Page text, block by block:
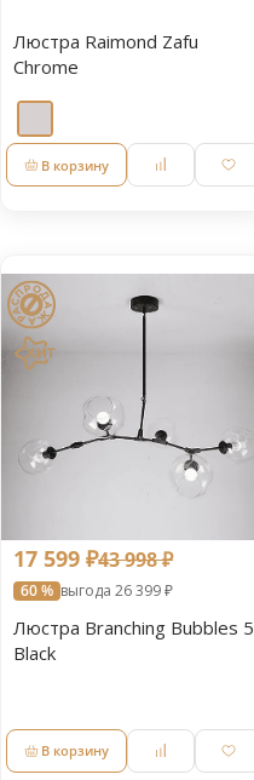
Люстра Raimond Zafu
Chrome
В корзину
17 599 ₽43 998 ₽
60 % выгода 26 399 ₽
Люстра Branching Bubbles 5
Black
В корзину